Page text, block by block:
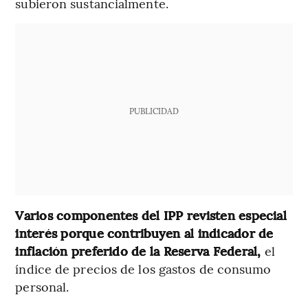
PUBLICIDAD
Varios componentes del IPP revisten especial
interés porque contribuyen al indicador de
inflación preferido de la Reserva Federal, el
índice de precios de los gastos de consumo
personal.